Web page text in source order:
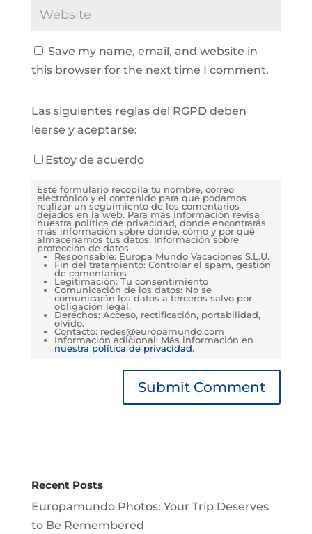
Save my name, email, and website in
this browser for the next time I comment.
Las siguientes reglas del RGPD deben
leerse y aceptarse:
Estoy de acuerdo
Este formulario recopila tu nombre, correo
electrónico y el contenido para que podamos
realizar un seguimiento de los comentarios
dejados en la web. Para más información revisa
nuestra política de privacidad, donde encontrarás
más información sobre dónde, cómo y por qué
almacenamos tus datos. Información sobre
protección de datos
Responsable: Europa Mundo Vacaciones S.L.U.
Fin del tratamiento: Controlar el spam, gestión
de comentarios
Legitimación: Tu consentimiento
Comunicación de los datos: No se
comunicarán los datos a terceros salvo por
obligación legal.
Derechos: Acceso, rectificación, portabilidad,
olvido.
Contacto: redes@europamundo.com
Información adicional: Más información en
nuestra política de privacidad.
Recent Posts
Europamundo Photos: Your Trip Deserves
to Be Remembered